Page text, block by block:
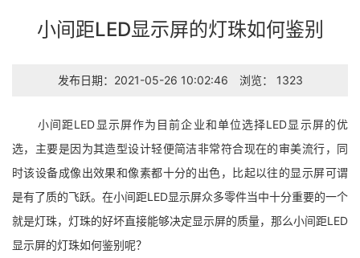
小间距LED显示屏的灯珠如何鉴别
发布日期：2021-05-26 10:02:46 浏览： 1323
小间距LED显示屏作为目前企业和单位选择LED显示屏的优
选，主要是因为其造型设计轻便简洁非常符合现在的审美流行，同
时该设备成像出效果和像素都十分的出色，比起以往的显示屏可谓
是有了质的飞跃。在小间距LED显示屏众多零件当中十分重要的一个
就是灯珠，灯珠的好坏直接能够决定显示屏的质量，那么小间距LED
显示屏的灯珠如何鉴别呢？